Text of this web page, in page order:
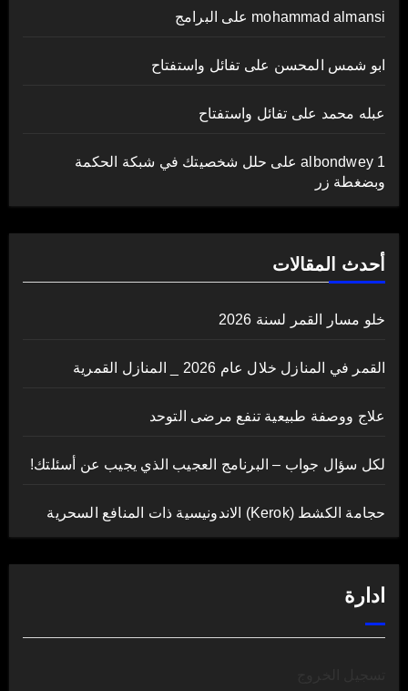
mohammad almansi على البرامج
ابو شمس المحسن على تفائل واستفتاح
عبله محمد على تفائل واستفتاح
albondwey 1على حلل شخصيتك في شبكة الحكمة
وبضغطة زر
أحدث المقالات
خلو مسار القمر لسنة 2026
القمر في المنازل خلال عام 2026 _ المنازل القمرية
علاج ووصفة طبيعية تنفع مرضى التوحد
لكل سؤال جواب – البرنامج العجيب الذي يجيب عن أسئلتك!
حجامة الكشط (Kerok) الاندونيسية ذات المنافع السحرية
ادارة